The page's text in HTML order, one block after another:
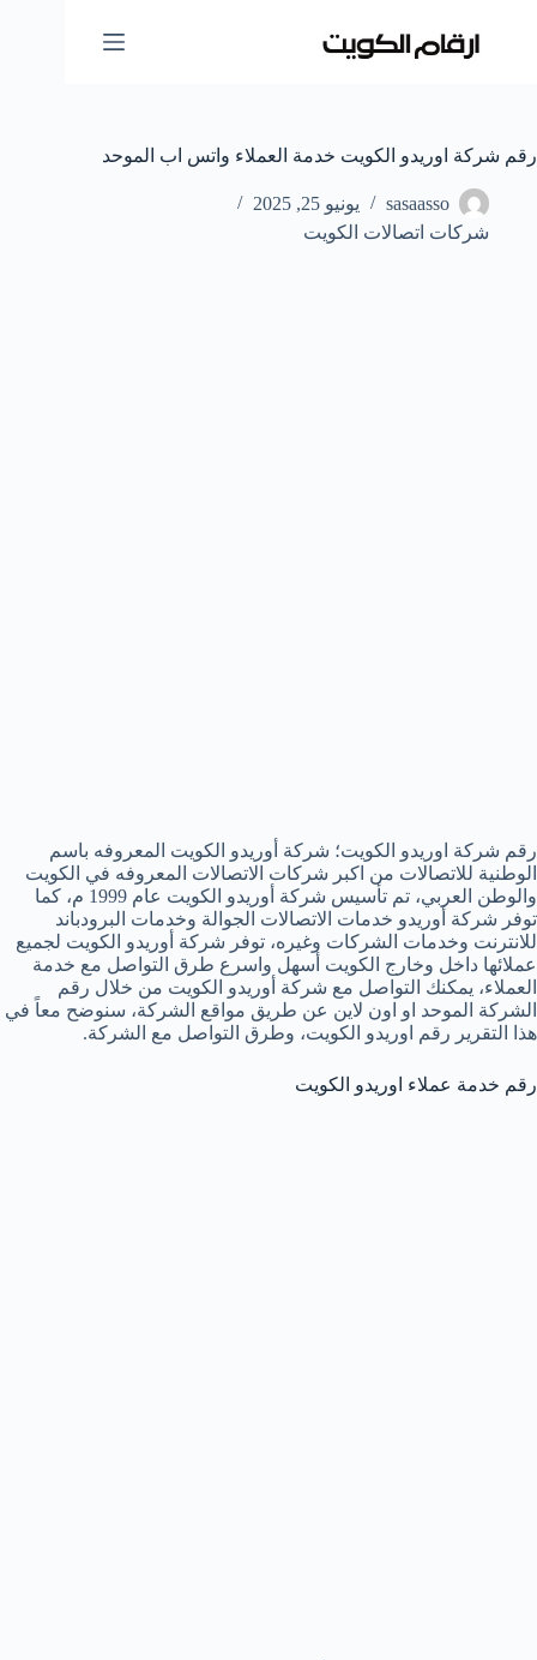
المحتوى
رقم شركة اوريدو الكويت خدمة العملاء واتس اب الموحد
sasaasso
يونيو 25, 2025
شركات اتصالات الكويت
رقم شركة اوريدو الكويت؛ شركة أوريدو الكويت المعروفه باسم
الوطنية للاتصالات من اكبر شركات الاتصالات المعروفه في الكويت
والوطن العربي، تم تأسيس شركة أوريدو الكويت عام 1999 م، كما
توفر شركة أوريدو خدمات الاتصالات الجوالة وخدمات البرودباند
للانترنت وخدمات الشركات وغيره، توفر شركة أوريدو الكويت لجميع
عملائها داخل وخارج الكويت أسهل واسرع طرق التواصل مع خدمة
العملاء، يمكنك التواصل مع شركة أوريدو الكويت من خلال رقم
الشركة الموحد او اون لاين عن طريق مواقع الشركة، سنوضح معاً في
هذا التقرير رقم اوريدو الكويت، وطرق التواصل مع الشركة.
رقم خدمة عملاء اوريدو الكويت